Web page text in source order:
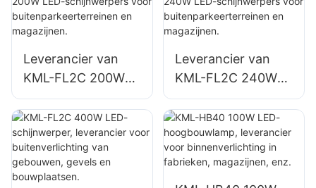
en en grote
bewegwijzering.
van wanden en
terreinen.
Leverancier van
KML-FL2C 200W
LED-schijnwerpers
voor
buitenparkeerterrei
nen en magazijnen.
Leverancier van
KML-FL2C 240W
LED-schijnwerpers
voor
buitenparkeerterrei
nen en magazijnen.